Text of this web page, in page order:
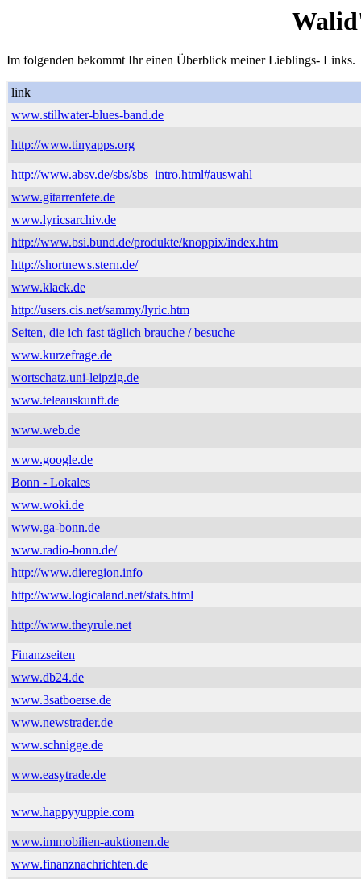
Im folgenden bekommt Ihr einen Überblick meiner Lieblings- Links.
link
www.stillwater-blues-band.de
http://www.tinyapps.org
http://www.absv.de/sbs/sbs_intro.html#auswahl
www.gitarrenfete.de
www.lyricsarchiv.de
http://www.bsi.bund.de/produkte/knoppix/index.htm
http://shortnews.stern.de/
www.klack.de
http://users.cis.net/sammy/lyric.htm
Seiten, die ich fast täglich brauche / besuche
www.kurzefrage.de
wortschatz.uni-leipzig.de
www.teleauskunft.de
www.web.de
www.google.de
Bonn - Lokales
www.woki.de
www.ga-bonn.de
www.radio-bonn.de/
http://www.dieregion.info
http://www.logicaland.net/stats.html
http://www.theyrule.net
Finanzseiten
www.db24.de
www.3satboerse.de
www.newstrader.de
www.schnigge.de
www.easytrade.de
www.happyyuppie.com
www.immobilien-auktionen.de
www.finanznachrichten.de